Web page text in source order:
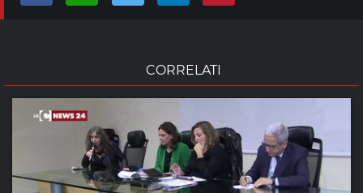
CORRELATI